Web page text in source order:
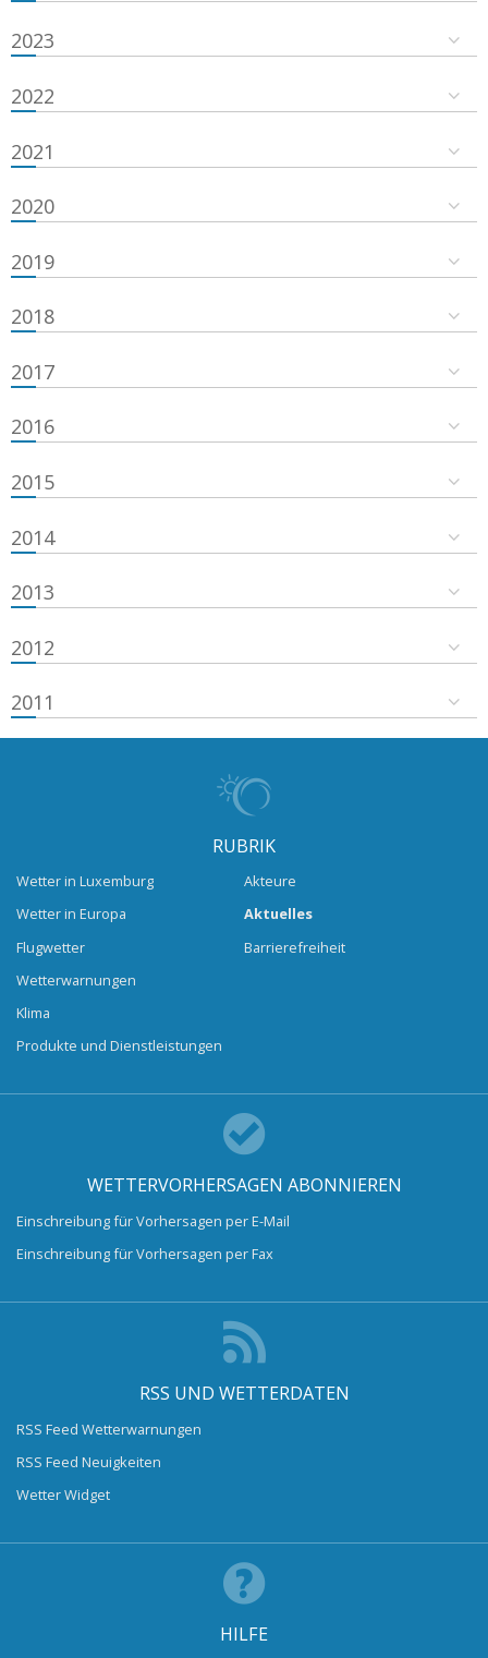
2023
2022
2021
2020
2019
2018
2017
2016
2015
2014
2013
2012
2011
RUBRIK
Wetter in Luxemburg
Wetter in Europa
Flugwetter
Wetterwarnungen
Klima
Produkte und Dienstleistungen
Akteure
Aktuelles
Barrierefreiheit
WETTERVORHERSAGEN ABONNIEREN
Einschreibung für Vorhersagen per E-Mail
Einschreibung für Vorhersagen per Fax
RSS UND WETTERDATEN
RSS Feed Wetterwarnungen
RSS Feed Neuigkeiten
Wetter Widget
HILFE